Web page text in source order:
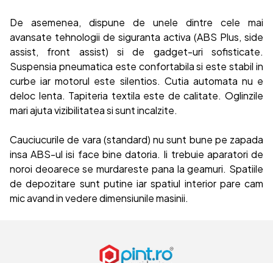
De asemenea, dispune de unele dintre cele mai
avansate tehnologii de siguranta activa (ABS Plus, side
assist, front assist) si de gadget-uri sofisticate.
Suspensia pneumatica este confortabila si este stabil in
curbe iar motorul este silentios. Cutia automata nu e
deloc lenta. Tapiteria textila este de calitate. Oglinzile
mari ajuta vizibilitatea si sunt incalzite.
Cauciucurile de vara (standard) nu sunt bune pe zapada
insa ABS-ul isi face bine datoria. Ii trebuie aparatori de
noroi deoarece se murdareste pana la geamuri. Spatiile
de depozitare sunt putine iar spatiul interior pare cam
mic avand in vedere dimensiunile masinii.